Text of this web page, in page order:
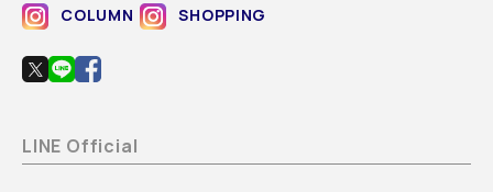
COLUMN SHOPPING
LINE Official